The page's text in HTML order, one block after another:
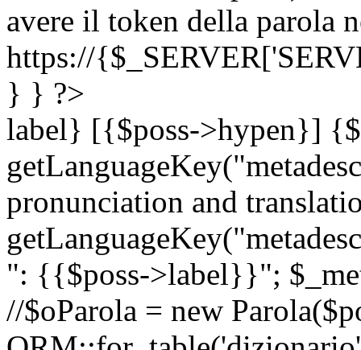
avere il token della parola
https://
} } ?>
label} [{$poss->hypen}]
pronunciation and
": {{$poss->label}}";
//$oParola = new